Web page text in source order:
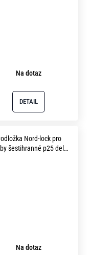
Na dotaz
DETAIL
Nord-lock pro
p25 delta
Na dotaz